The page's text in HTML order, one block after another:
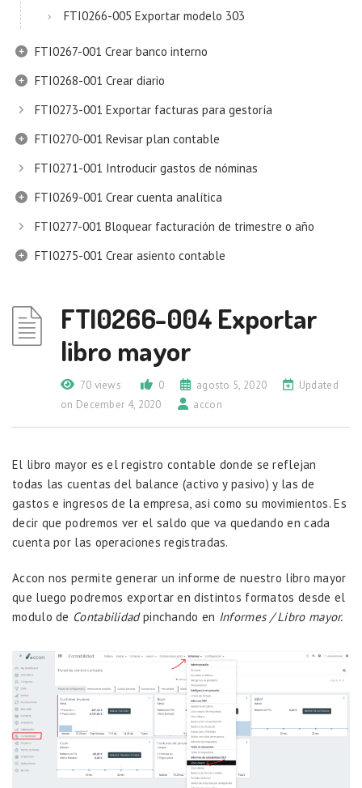
FTI0266-005 Exportar modelo 303
FTI0267-001 Crear banco interno
FTI0268-001 Crear diario
FTI0273-001 Exportar facturas para gestoría
FTI0270-001 Revisar plan contable
FTI0271-001 Introducir gastos de nóminas
FTI0269-001 Crear cuenta analítica
FTI0277-001 Bloquear facturación de trimestre o año
FTI0275-001 Crear asiento contable
FTI0266-004 Exportar
libro mayor
70 views 0 agosto 5, 2020
Updated
on December 4, 2020
accon
El libro mayor es el registro contable donde se reflejan
todas las cuentas del balance (activo y pasivo) y las de
gastos e ingresos de la empresa, asi como su movimientos. Es
decir que podremos ver el saldo que va quedando en cada
cuenta por las operaciones registradas.
Accon nos permite generar un informe de nuestro libro mayor
que luego podremos exportar en distintos formatos desde el
modulo de Contabilidadpinchando en Informes / Libro mayor.